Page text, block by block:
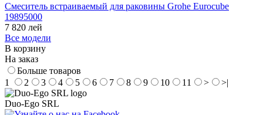
Смеситель встраиваемый для раковины Grohe Eurocube
19895000
7 820 лей
Все модели
В корзину
На заказ
Больше товаров
1
2 3 4 5 6 7 8 9 10 11 > >|
Duo-Ego SRL